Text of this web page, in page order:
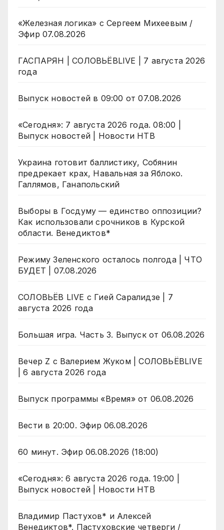
«Железная логика» с Сергеем Михеевым /
Эфир 07.08.2026
ГАСПАРЯН | СОЛОВЬЁВLIVE | 7 августа 2026
года
Выпуск новостей в 09:00 от 07.08.2026
«Сегодня»: 7 августа 2026 года. 08:00 |
Выпуск новостей | Новости НТВ
Украина готовит баллистику, Собянин
предрекает крах, Навальная за Яблоко.
Галлямов, Ганапольский
Выборы в Госдуму — единство оппозиции?
Как использовали срочников в Курской
области. Венедиктов*
Режиму Зеленского осталось полгода | ЧТО
БУДЕТ | 07.08.2026
СОЛОВЬЁВ LIVE с Гией Саралидзе | 7
августа 2026 года
Большая игра. Часть 3. Выпуск от 06.08.2026
Вечер Z с Валерием Жуком | СОЛОВЬЁВLIVE
| 6 августа 2026 года
Выпуск программы «Время» от 06.08.2026
Вести в 20:00. Эфир 06.08.2026
60 минут. Эфир 06.08.2026 (18:00)
«Сегодня»: 6 августа 2026 года. 19:00 |
Выпуск новостей | Новости НТВ
Владимир Пастухов* и Алексей
Венедиктов*. Пастуховские четверги /